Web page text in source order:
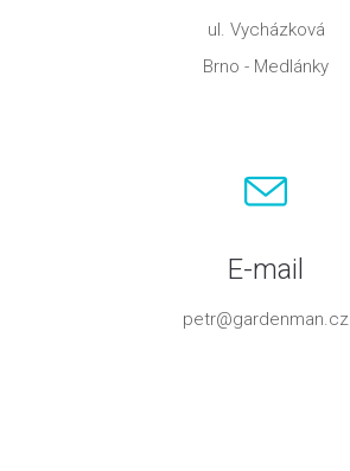
ul. Vycházková
Brno - Medlánky
E-mail
petr@gardenman.cz